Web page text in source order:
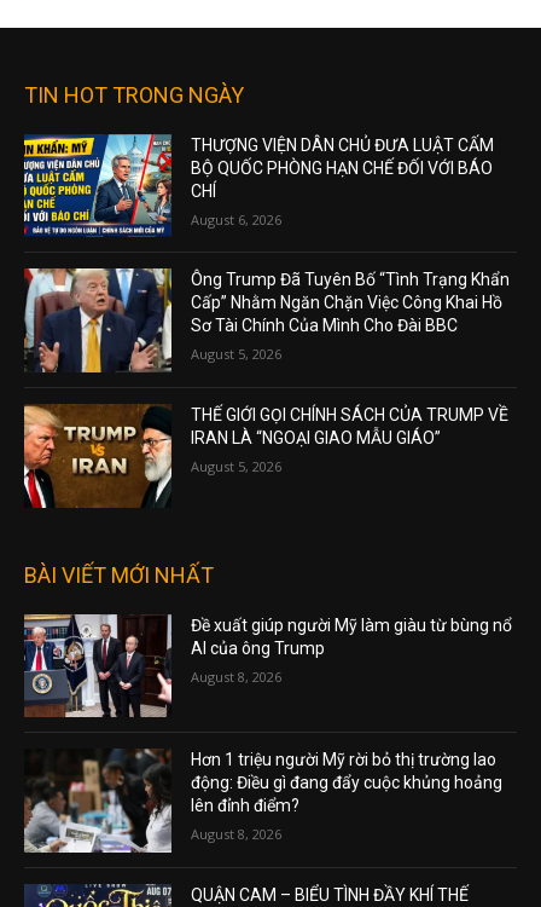
TIN HOT TRONG NGÀY
THƯỢNG VIỆN DÂN CHỦ ĐƯA LUẬT CẤM
BỘ QUỐC PHÒNG HẠN CHẾ ĐỐI VỚI BÁO
CHÍ
August 6, 2026
Ông Trump Đã Tuyên Bố “Tình Trạng Khẩn
Cấp” Nhằm Ngăn Chặn Việc Công Khai Hồ
Sơ Tài Chính Của Mình Cho Đài BBC
August 5, 2026
THẾ GIỚI GỌI CHÍNH SÁCH CỦA TRUMP VỀ
IRAN LÀ “NGOẠI GIAO MẪU GIÁO”
August 5, 2026
BÀI VIẾT MỚI NHẤT
Đề xuất giúp người Mỹ làm giàu từ bùng nổ
AI của ông Trump
August 8, 2026
Hơn 1 triệu người Mỹ rời bỏ thị trường lao
động: Điều gì đang đẩy cuộc khủng hoảng
lên đỉnh điểm?
August 8, 2026
QUẬN CAM – BIỂU TÌNH ĐẦY KHÍ THẾ